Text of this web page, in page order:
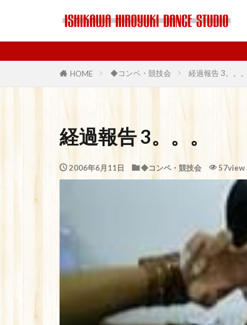
HOME ◆コンペ・競技会 経過報告 3。。。
経過報告 3。。。
2006年6月11日 ◆コンペ・競技会 57view